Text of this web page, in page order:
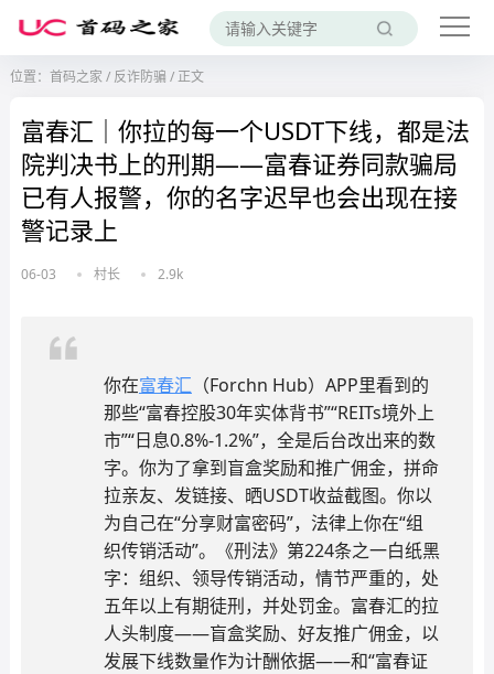
位置： 首码之家 / 反诈防骗 /正文
富春汇｜你拉的每一个USDT下线，都是法
院判决书上的刑期——富春证券同款骗局
已有人报警，你的名字迟早也会出现在接
警记录上
06-03 村长 2.9k
你在富春汇 （Forchn Hub）APP里看到的
那些“富春控股30年实体背书”“REITs境外上
市”“日息0.8%-1.2%”，全是后台改出来的数
字。你为了拿到盲盒奖励和推广佣金，拼命
拉亲友、发链接、晒USDT收益截图。你以
为自己在“分享财富密码”，法律上你在“组
织传销活动”。《刑法》第224条之一白纸黑
字：组织、领导传销活动，情节严重的，处
五年以上有期徒刑，并处罚金。富春汇的拉
人头制度——盲盒奖励、好友推广佣金，以
发展下线数量作为计酬依据——和“富春证